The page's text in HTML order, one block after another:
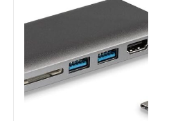
Replicador de Puertos USB
Tipo C HDMI Red Ethernet
Lector SD – con PD – NUEVA
VERSIÓN DISPONIBLE
DKT30CSDHPD3
(DKT30CSDHPD) – Estación